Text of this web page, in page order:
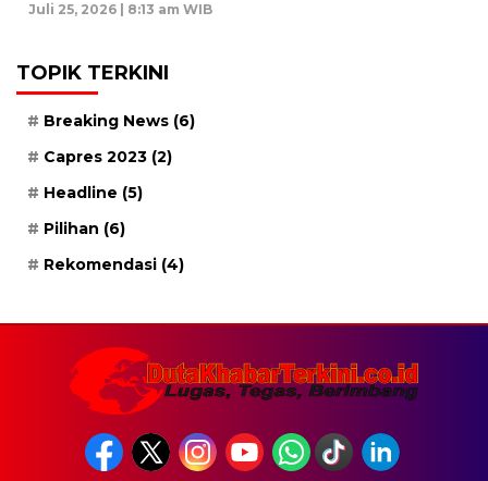
Juli 25, 2026 | 8:13 am WIB
TOPIK TERKINI
Breaking News (6)
Capres 2023 (2)
Headline (5)
Pilihan (6)
Rekomendasi (4)